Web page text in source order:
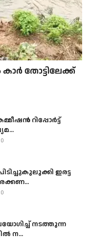
തോട്ടിലേക്ക്
റിപ്പോർട്ട്
0
ഇരട്ട
0
നടത്തുന്ന
ന...